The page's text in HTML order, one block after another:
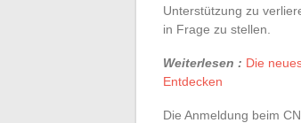
Unterstützung zu
in Frage zu stellen.
Weiterlesen : Die
Entdecken
Die Anmeldung beim